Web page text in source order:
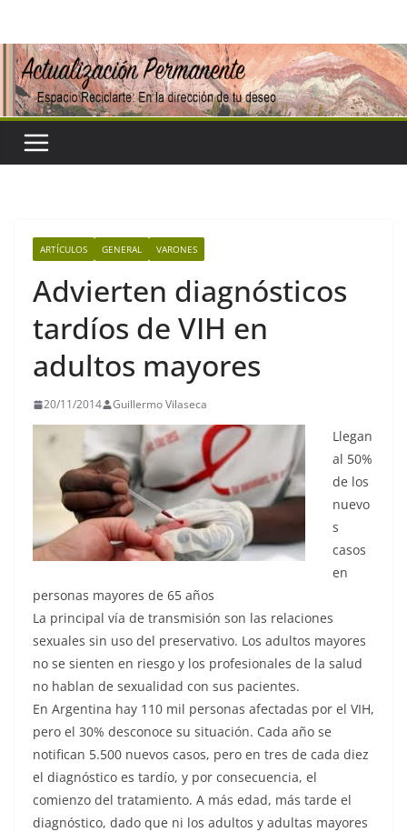
contenido
ARTÍCULOS GENERAL VARONES
Advierten diagnósticos
tardíos de VIH en
adultos mayores
20/11/2014 Guillermo Vilaseca
Llegan
al 50%
de los
nuevo
s
casos
en
personas mayores de 65 años
La principal vía de transmisión son las relaciones
sexuales sin uso del preservativo. Los adultos mayores
no se sienten en riesgo y los profesionales de la salud
no hablan de sexualidad con sus pacientes.
En Argentina hay 110 mil personas afectadas por el VIH,
pero el 30% desconoce su situación. Cada año se
notifican 5.500 nuevos casos, pero en tres de cada diez
el diagnóstico es tardío, y por consecuencia, el
comienzo del tratamiento. A más edad, más tarde el
diagnóstico, dado que ni los adultos y adultas mayores